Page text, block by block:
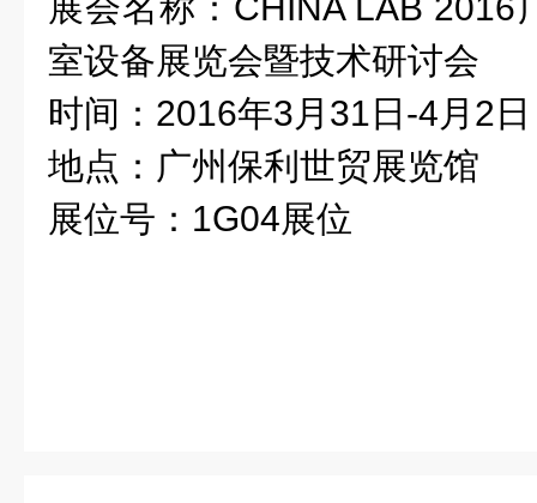
室设备展览会暨技术研讨会
时间：2016年3月31日-4月2日
地点：广州保利世贸展览馆
展位号：1G04展位